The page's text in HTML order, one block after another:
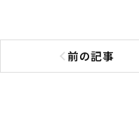
前の記事
前の記事へ